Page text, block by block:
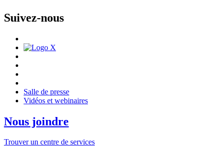
Suivez-nous
Salle de presse
Vidéos et webinaires
Nous joindre
Trouver un centre de services